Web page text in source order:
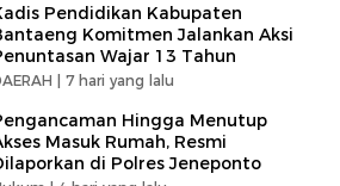
Pendidikan Kabupaten
Komitmen Jalankan Aksi
Wajar 13 Tahun
| 7 hari yang lalu
Hingga Menutup
Masuk Rumah, Resmi
di Polres Jeneponto